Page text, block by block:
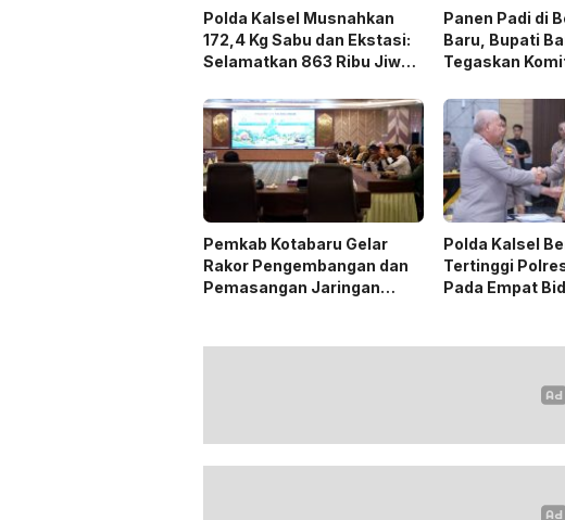
Polda Kalsel Musnahkan
172,4 Kg Sabu dan Ekstasi:
Selamatkan 863 Ribu Jiwa
4,3 Triliun
Panen Padi di
Baru, Bupati
Tegaskan
Pemkab Kotabaru Gelar
Rakor Pengembangan dan
Pemasangan Jaringan
Polda Kalsel
Tertinggi
Pada Empat